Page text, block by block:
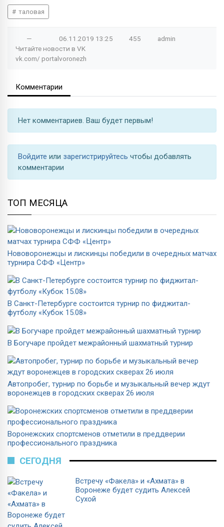
таловая
— 06.11.2019 13:25 455
admin
Читайте новости в VK
vk.com/ portalvoronezh
Комментарии
Нет комментариев. Ваш будет первым!
Войдите или зарегистрируйтесь чтобы добавлять
комментарии
ТОП МЕСЯЦА
Нововоронежцы и лискинцы победили в очередных матчах
турнира СФФ «Центр»
В Санкт-Петербурге состоится турнир по фиджитал-
футболу «Кубок 15.08»
В Богучаре пройдет межрайонный шахматный турнир
Автопробег, турнир по борьбе и музыкальный вечер ждут
воронежцев в городских скверах 26 июля
Воронежских спортсменов отметили в преддверии
профессионального праздника
СЕГОДНЯ
Встречу «Факела» и «Ахмата» в
Воронеже будет судить Алексей
Сухой